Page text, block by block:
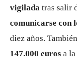
vigilada tras salir
comunicarse con
diez años.
147.000 euros a